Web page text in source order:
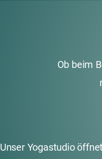
Ob beim
Unser Yogastudio